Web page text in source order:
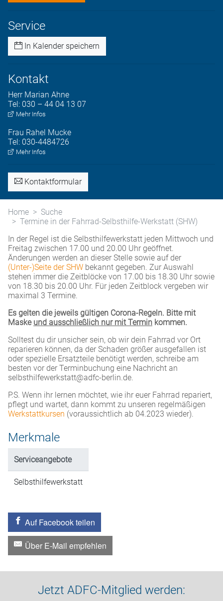
Service
In Kalender speichern
Kontakt
Herr Marian Ahne
Tel: 030 – 44 04 13 07
Mehr Infos
Frau Rahel Mucke
Tel: 030-4484726
Mehr Infos
Kontaktformular
Home
Suche
Termine in der Fahrrad-Selbsthilfe-Werkstatt (SHW)
In der Regel ist die Selbsthilfewerkstatt jeden Mittwoch und
Freitag zwischen 17.00 und 20.00 Uhr geöffnet.
Änderungen werden an dieser Stelle sowie auf der
(Unter-)Seite der SHW bekannt gegeben. Zur Auswahl
stehen immer die Zeitblöcke von 17.00 bis 18.30 Uhr sowie
von 18.30 bis 20.00 Uhr. Für jeden Zeitblock vergeben wir
maximal 3 Termine.
Es gelten die jeweils gültigen Corona-Regeln. Bitte mit
Maske und ausschließlich nur mit Termin kommen.
Solltest du dir unsicher sein, ob wir dein Fahrrad vor Ort
reparieren können, da der Schaden größer ausgefallen ist
oder spezielle Ersatzteile benötigt werden, schreibe am
besten vor der Terminbuchung eine Nachricht an
selbsthilfewerkstatt@adfc-berlin.de.
P.S. Wenn ihr lernen möchtet, wie ihr euer Fahrrad repariert,
pflegt und wartet, dann kommt zu unseren regelmäßigen
Werkstattkursen (voraussichtlich ab 04.2023 wieder).
Merkmale
Serviceangebote
Selbsthilfewerkstatt
Auf Facebook teilen
Über E-Mail empfehlen
Jetzt ADFC-Mitglied werden: